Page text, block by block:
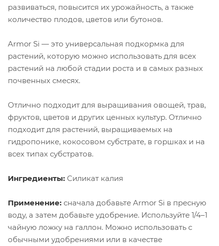
развиваться, повысится их урожайность, а также
количество плодов, цветов или бутонов.
Armor Si — это универсальная подкормка для
растений, которую можно использовать для всех
растений на любой стадии роста и в самых разных
почвенных смесях.
Отлично подходит для выращивания овощей, трав,
фруктов, цветов и других ценных культур. Отлично
подходит для растений, выращиваемых на
гидропонике, кокосовом субстрате, в горшках и на
всех типах субстратов.
Ингредиенты: Силикат калия
Применение: сначала добавьте Armor Si в пресную
воду, а затем добавьте удобрение. Используйте 1/4–1
чайную ложку на галлон. Можно использовать с
обычными удобрениями или в качестве